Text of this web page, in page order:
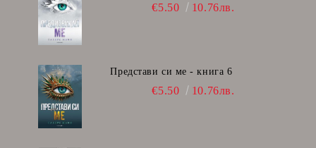
€5.50 10.76лв.
Представи си ме - книга 6
€5.50 10.76лв.